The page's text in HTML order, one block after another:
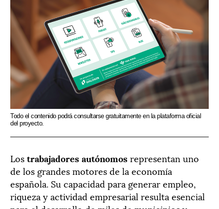
Todo el contenido podrá consultarse gratuitamente en la plataforma oficial
del proyecto.
Lostrabajadores autónomosrepresentan uno
de los grandes motores de la economía
española. Su capacidad para generar empleo,
riqueza y actividad empresarial resulta esencial